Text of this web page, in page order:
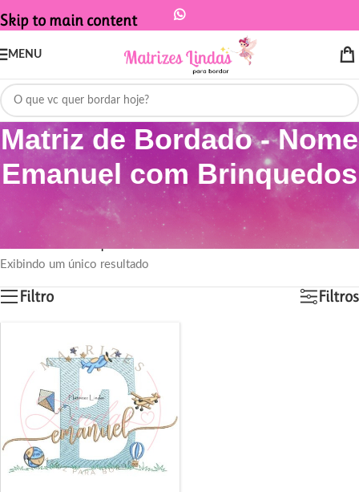
Skip to main content
MENU
Matriz de Bordado - Nome
Emanuel com Brinquedos
Início
Produtos marcados com a tag “Matriz de Bordado - Nome
Emanuel com Brinquedos”
Exibindo um único resultado
Filtro Filtros